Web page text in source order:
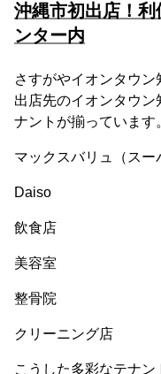
沖縄市初出店！
ンター内
さすがやイオンタウン
出店先のイオンタウ
ナントが揃っています
マックスバリュ（スー
Daiso
飲食店
美容室
整骨院
クリーニング店
こうした多彩なテナ